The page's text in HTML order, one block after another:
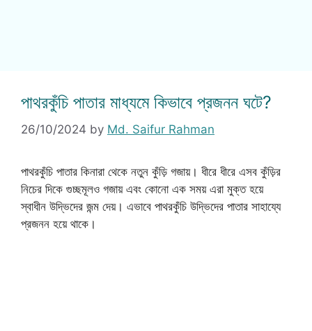
পাথরকুঁচি পাতার মাধ্যমে কিভাবে প্রজনন ঘটে?
26/10/2024 by Md. Saifur Rahman
পাথরকুঁচি পাতার কিনারা থেকে নতুন কুঁড়ি গজায়। ধীরে ধীরে এসব কুঁড়ির
নিচের দিকে গুচ্ছমূলও গজায় এবং কোনো এক সময় এরা মুক্ত হয়ে
স্বাধীন উদ্ভিদের জন্ম দেয়। এভাবে পাথরকুঁচি উদ্ভিদের পাতার সাহায্যে
প্রজনন হয়ে থাকে।